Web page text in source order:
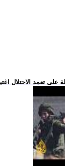
على تعمد الاحتلال